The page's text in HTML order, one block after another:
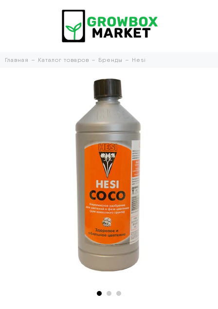
Главная Каталог товаров Бренды Hesi